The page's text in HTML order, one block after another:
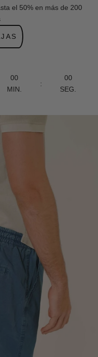
el 50% en más de 200
00
MIN.
:
00
SEG.